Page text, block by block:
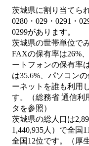
茨城県に割り当てら
0280・029・0291・
0299があります。
茨城県の世帯単位で
FAXの保有率は26%
ートフォンの保有率
は35.6%、パソコン
ーネットを誰も利用
す。（総務省 通信利
タを参照）
茨城県の総人口は
1,440,935人）で全国
全国12位です。（厚